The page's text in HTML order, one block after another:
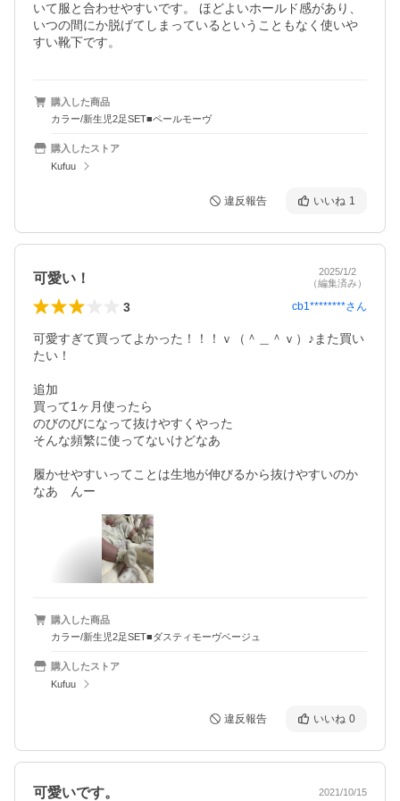
いて服と合わせやすいです。 ほどよいホールド感があり、
いつの間にか脱げてしまっているということもなく使いや
すい靴下です。
購入した商品
カラー/新生児2足SET■ペールモーヴ
購入したストア
Kufuu
違反報告 いいね 1
可愛い！
2025/1/2
（編集済み）
3 cb1********さん
可愛すぎて買ってよかった！！！ｖ（＾＿＾ｖ）♪また買い
たい！
追加
買って1ヶ月使ったら
のびのびになって抜けやすくやった
そんな頻繁に使ってないけどなあ
履かせやすいってことは生地が伸びるから抜けやすいのか
購入した商品
カラー/新生児2足SET■ダスティモーヴベージュ
購入したストア
Kufuu
違反報告 いいね 0
可愛いです。 2021/10/15